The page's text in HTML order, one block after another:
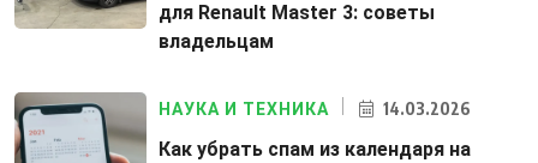
для Renault Master 3: советы
владельцам
НАУКА И ТЕХНИКА 14.03.2026
Как убрать спам из календаря на